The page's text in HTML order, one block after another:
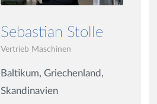
Sebastian Stolle
Vertrieb Maschinen
Baltikum, Griechenland,
Skandinavien